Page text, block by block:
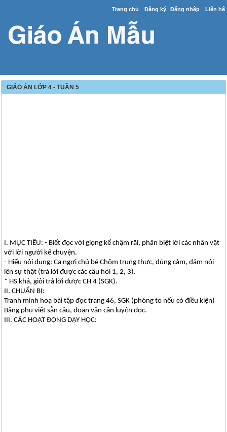
Trang chủ Đăng ký Đăng nhập Liên hệ
GIÁO ÁN LỚP 4 - TUẦN 5
I. MỤC TIÊU: - Biết đọc với giọng kể chậm rãi, phân biệt lời các nhân vật
với lời người kể chuyện.
- Hiểu nội dung: Ca ngợi chú bé Chôm trung thực, dũng cảm, dám nói
lên sự thật (trả lời được các câu hỏi 1, 2, 3).
* HS khá, giỏi trả lời được CH 4 (SGK).
II. CHUẨN BỊ:
Tranh minh hoạ bài tập đọc trang 46, SGK (phóng to nếu có điều kiện)
Bảng phụ viết sẵn câu, đoạn văn cần luyện đọc.
III. CÁC HOẠT ĐỘNG DẠY HỌC: